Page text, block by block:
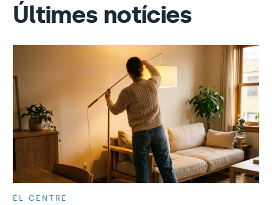
Últimes notícies
EL CENTRE